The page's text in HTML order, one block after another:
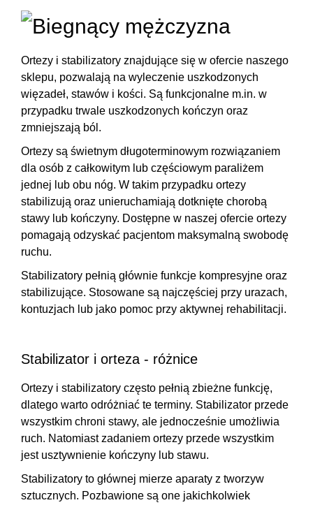
Ortezy i stabilizatory znajdujące się w ofercie naszego
sklepu, pozwalają na wyleczenie uszkodzonych
więzadeł, stawów i kości. Są funkcjonalne m.in. w
przypadku trwale uszkodzonych kończyn oraz
zmniejszają ból .
Ortezy są świetnym długoterminowym rozwiązaniem
dla osób z całkowitym lub częściowym paraliżem
jednej lub obu nóg. W takim przypadku ortezy
stabilizują oraz unieruchamiają dotknięte chorobą
stawy lub kończyny. Dostępne w naszej ofercie ortezy
pomagają odzyskać pacjentom maksymalną swobodę
ruchu.
Stabilizatory pełnią głównie funkcje kompresyjne oraz
stabilizujące. Stosowane są najczęściej przy urazach,
kontuzjach lub jako pomoc przy aktywnej rehabilitacji.
Stabilizator i orteza - różnice
Ortezy i stabilizatory często pełnią zbieżne funkcję,
dlatego warto odróżniać te terminy. Stabilizator przede
wszystkim chroni stawy, ale jednocześnie umożliwia
ruch. Natomiast zadaniem ortezy przede wszystkim
jest usztywnienie kończyny lub stawu.
Stabilizatory to głównej mierze aparaty z tworzyw
sztucznych. Pozbawione są one jakichkolwiek